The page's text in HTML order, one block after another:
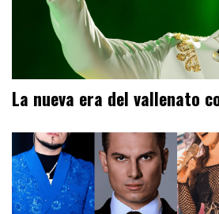
La nueva era del vallenato